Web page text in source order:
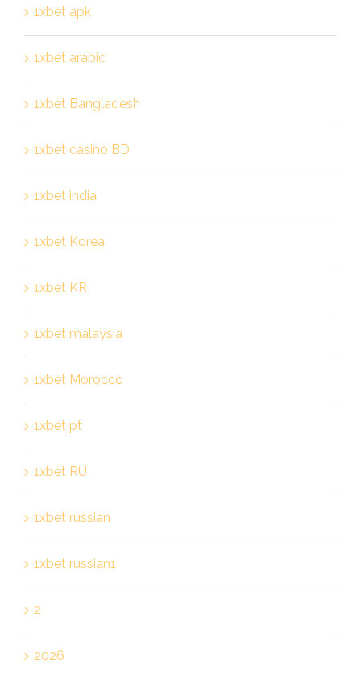
1xbet apk
1xbet arabic
1xbet Bangladesh
1xbet casino BD
1xbet india
1xbet Korea
1xbet KR
1xbet malaysia
1xbet Morocco
1xbet pt
1xbet RU
1xbet russian
1xbet russian1
2
2026